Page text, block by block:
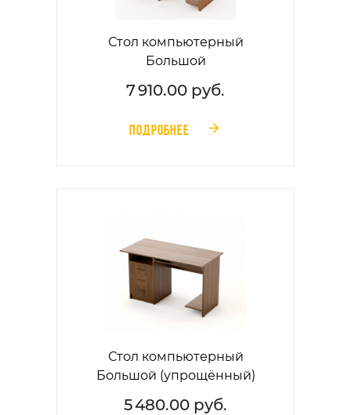
Стол компьютерный
Большой
7 910.00 руб.
ПОДРОБНЕЕ 󰁔
Стол компьютерный
Большой (упрощённый)
5 480.00 руб.